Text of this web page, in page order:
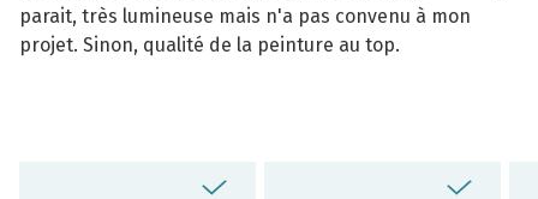
parait, très lumineuse mais n'a pas convenu à mon
projet. Sinon, qualité de la peinture au top.